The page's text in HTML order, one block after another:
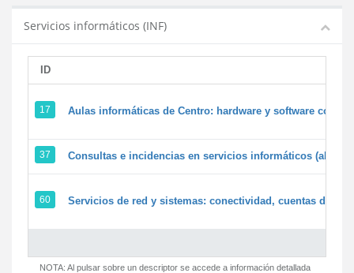
Servicios informáticos (INF)
ID
17 Aulas informáticas de Centro: hardware y software
37 Consultas e incidencias en servicios informáticos
60 Servicios de red y sistemas: conectividad, cuentas de
NOTA: Al pulsar sobre un descriptor se accede a información detallada